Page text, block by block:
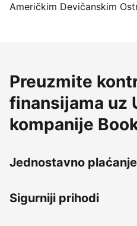
Američkim Devičanskim
Preuzmite
finansijama uz
kompanije
Jednostavno plaćanje
Sigurniji prihodi